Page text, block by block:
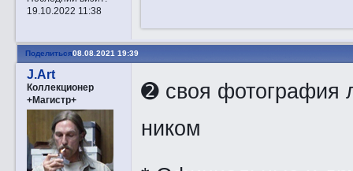
19.10.2022 11:38
Поделиться08.08.2021 19:39
J.Art
Коллекционер
+Магистр+
➋ своя фотография
ником